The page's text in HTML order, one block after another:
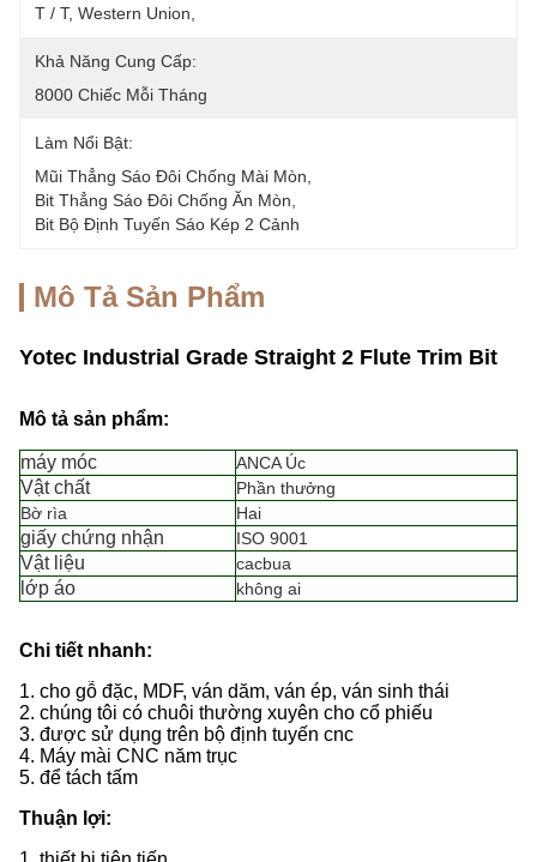
T / T, Western Union,
Khả Năng Cung Cấp:
8000 Chiếc Mỗi Tháng
Làm Nổi Bật:
Mũi Thẳng Sáo Đôi Chống Mài Mòn
Bit Thẳng Sáo Đôi Chống Ăn Mòn
Bit Bộ Định Tuyến Sáo Kép 2 Cảnh
Mô Tả Sản Phẩm
Yotec Industrial Grade Straight 2 Flute Trim Bit
Mô tả sản phẩm:
máy móc ANCA Úc
Vật chất
Phần thưởng
Bờ rìa
Hai
giấy chứng nhận ISO 9001
Vật liệu cacbua
lớp áo không ai
Chi tiết nhanh:
1. cho gỗ đặc, MDF, ván dăm, ván ép, ván sinh thái
2. chúng tôi có chuôi thường xuyên cho cổ phiếu
3. được sử dụng trên bộ định tuyến cnc
4. Máy mài CNC năm trục
5. để tách tấm
Thuận lợi: